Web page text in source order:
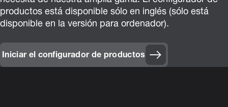
productos está disponible sólo en inglés (sólo está
disponible en la versión para ordenador).
Iniciar el configurador de productos
(Opens in new window)